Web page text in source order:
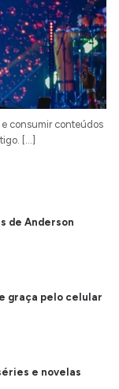
e consumir conteúdos
[…]
de Anderson
graça pelo celular
e novelas